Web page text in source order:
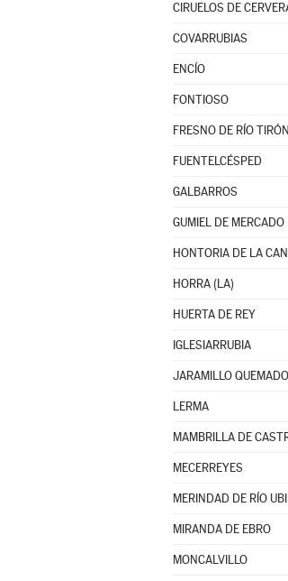
CIRUELOS DE
COVARRUBIAS
ENCÍO
FONTIOSO
FRESNO DE RÍO TIRÓN
FUENTELCÉSPED
GALBARROS
GUMIEL DE MERCADO
HONTORIA DE LA
HORRA (LA)
HUERTA DE REY
IGLESIARRUBIA
JARAMILLO QUEMADO
LERMA
MAMBRILLA DE
MECERREYES
MERINDAD DE RÍO
MIRANDA DE EBRO
MONCALVILLO